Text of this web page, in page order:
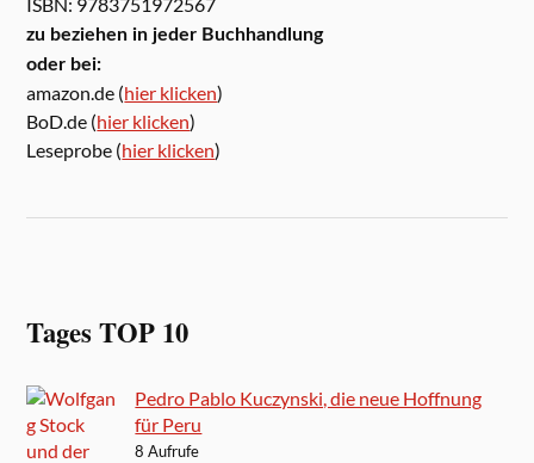
zu beziehen in jeder Buchhandlung
oder bei:
amazon.de (hier klicken)
BoD.de (hier klicken)
Leseprobe (hier klicken)
Tages TOP 10
Pedro Pablo Kuczynski, die neue Hoffnung
für Peru
8 Aufrufe